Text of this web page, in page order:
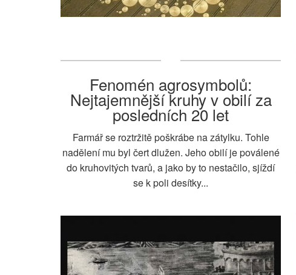
Fenomén agrosymbolů:
Nejtajemnější kruhy v obilí za
posledních 20 let
Farmář se roztržitě poškrábe na zátylku. Tohle
nadělení mu byl čert dlužen. Jeho obilí je poválené
do kruhovitých tvarů, a jako by to nestačilo, sjíždí
se k poli desítky...